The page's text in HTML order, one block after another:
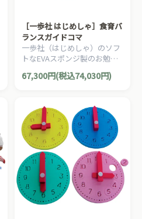
［一歩社 はじめしゃ］食育バ
ランスガイドコマ
一歩社（はじめしゃ）のソフ
トなEVAスポンジ製のお勉強
教材として使用できます。
67,300円(税込74,030円)